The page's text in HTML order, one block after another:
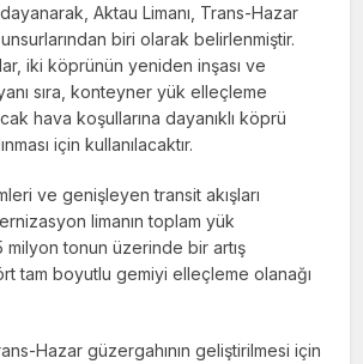
Aktau Limanı, Trans-Hazar
biri olarak belirlenmiştir.
iki köprünün yeniden inşası ve
sıra, konteyner yük elleçleme
hava koşullarına dayanıklı köprü
için kullanılacaktır.
ve genişleyen transit akışları
limanın toplam yük
tonun üzerinde bir artış
tam boyutlu gemiyi elleçleme olanağı
Hazar güzergahının geliştirilmesi için